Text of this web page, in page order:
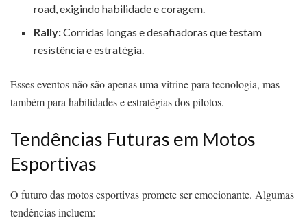
road, exigindo habilidade e coragem.
Rally:Corridas longas e desafiadoras que testam
resistência e estratégia.
Esses eventos não são apenas uma vitrine para tecnologia, mas
também para habilidades e estratégias dos pilotos.
Tendências Futuras em Motos
Esportivas
O futuro das motos esportivas promete ser emocionante. Algumas
tendências incluem: